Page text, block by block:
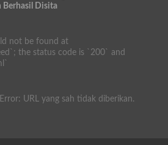
Berhasil Disita
not be found at
the status code is `200` and
URL yang sah tidak diberikan.